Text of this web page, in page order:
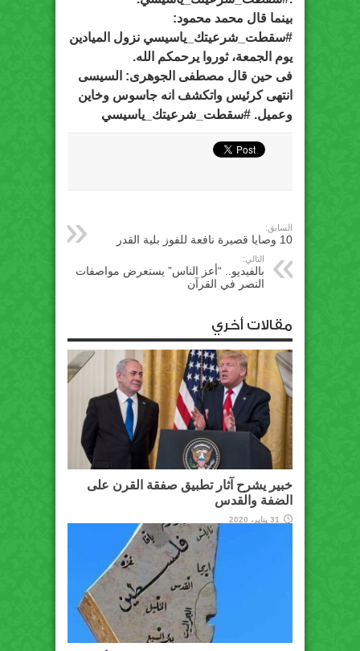
بينما قال محمد محمود:
#سقطت_شرعيتك_ياسيسي نزول الميادين
يوم الجمعة، ثوروا يرحمكم الله.
فى حين قال مصطفى الجوهرى: السيسى
انتهى كرئيس واتكشف انه جاسوس وخاين
وعميل. #سقطت_شرعيتك_ياسيسي
السابق:
10 وصايا قصيرة نافعة للفوز بلية القدر
التالي:
بالفيديو.. “أعز الناس” يستعرض مواصفات
النصر في القرآن
مقالات أخري
خبير يشرح آثار تطبيق صفقة القرن على
الضفة والقدس
31 يناير، 2020